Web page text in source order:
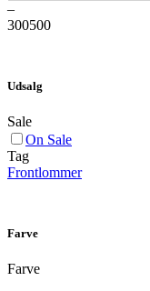
–
300500
Udsalg
Sale
On Sale
Tag
Frontlommer
Farve
Farve